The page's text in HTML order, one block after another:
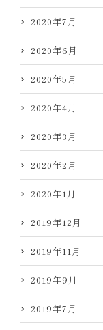
2020年7月
2020年6月
2020年5月
2020年4月
2020年3月
2020年2月
2020年1月
2019年12月
2019年11月
2019年9月
2019年7月